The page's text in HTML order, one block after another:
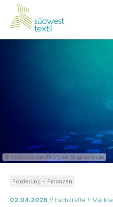
©Istockphoto.com/Phongsak Sangkhamanee
02.04.2026 // Fachkräfte + Märkte
Förderung + Finanzen